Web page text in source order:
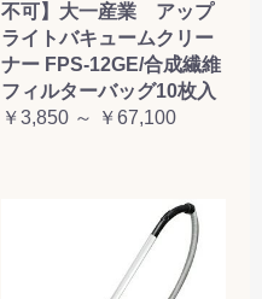
不可】大一産業 アップ
ライトバキュームクリー
ナー FPS-12GE/合成繊維
フィルターバッグ10枚入
￥3,850 ～ ￥67,100